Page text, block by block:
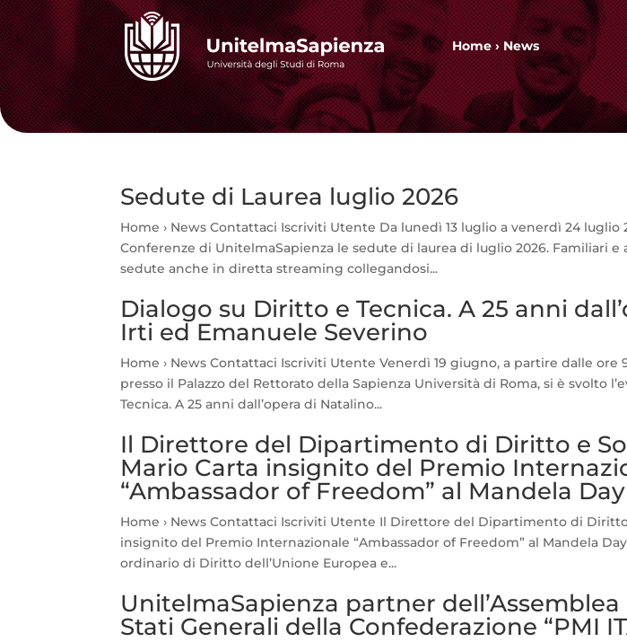
Home›News
Sedute di Laurea luglio 2026
Home › News Contattaci Iscriviti Utente Da lunedì 13 luglio a venerdì 24 luglio
Conferenze di UnitelmaSapienza le sedute di laurea di luglio 2026. Familiari e
sedute anche in diretta streaming collegandosi...
Dialogo su Diritto e Tecnica. A 25 anni
Irti ed Emanuele Severino
Home › News Contattaci Iscriviti Utente Venerdì 19 giugno, a partire dalle ore
presso il Palazzo del Rettorato della Sapienza Università di Roma, si è svolto
Tecnica. A 25 anni dall’opera di Natalino...
Il Direttore del Dipartimento di Diritto e
Mario Carta insignito del Premio
“Ambassador of Freedom” al Mandela
Home › News Contattaci Iscriviti Utente Il Direttore del Dipartimento di
insignito del Premio Internazionale “Ambassador of Freedom” al Mandela
ordinario di Diritto dell’Unione Europea e...
UnitelmaSapienza partner dell’Assemblea
Stati Generali della Confederazione “PMI